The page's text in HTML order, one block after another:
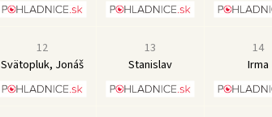
12
Svätopluk, Jonáš
13
Stanislav
14
Irma